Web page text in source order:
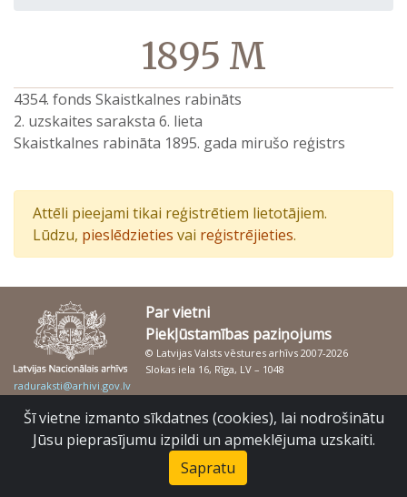
1895 M
4354. fonds Skaistkalnes rabināts
2. uzskaites saraksta 6. lieta
Skaistkalnes rabināta 1895. gada mirušo reģistrs
Attēli pieejami tikai reģistrētiem lietotājiem.
Lūdzu, pieslēdzieties vai reģistrējieties.
Par vietni
Piekļūstamības paziņojums
© Latvijas Valsts vēstures arhīvs 2007-2026
Slokas iela 16, Rīga, LV – 1048
raduraksti@arhivi.gov.lv
Šī vietne izmanto sīkdatnes (cookies), lai nodrošinātu
Jūsu pieprasījumu izpildi un apmeklējuma uzskaiti.
Sapratu